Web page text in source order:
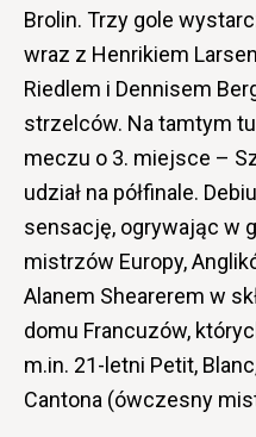
Brolin. Trzy gole
wraz z Henrikiem
Riedlem i Dennisem
strzelców. Na tamtym
meczu o 3. miejsce –
udział na półfinale.
sensację, ogrywając w
mistrzów Europy,
Alanem Shearerem w
domu Francuzów,
m.in. 21-letni Petit,
Cantona (ówczesny